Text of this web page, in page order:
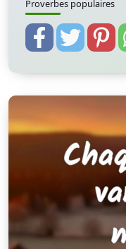
Proverbes populaires